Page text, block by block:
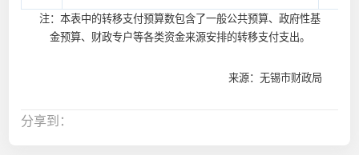
注：本表中的转移支付预算数包含了一般公共预算、政府性基
金预算、财政专户等各类资金来源安排的转移支付支出。
来源：无锡市财政局
分享到：